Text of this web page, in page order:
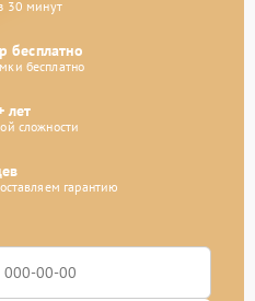
30 минут
бесплатно
бесплатно
лет
сложности
гарантию